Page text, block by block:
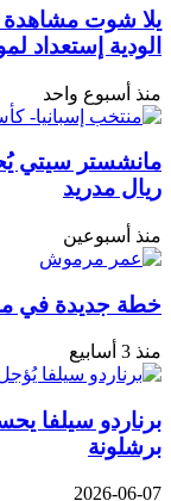
يلا شوت مشاهدة
الودية إستعداد
منذ أسبوع واحد
مانشستر سيتي
ريال مدريد
منذ أسبوعين
خطة جديدة في
منذ 3 أسابيع
برناردو سيلفا
برشلونة
2026-06-07